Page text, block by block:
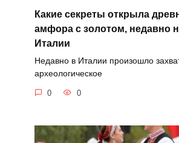
Какие секреты открыла
амфора с золотом, недавно
Италии
Недавно в Италии произошло
археологическое
0 0